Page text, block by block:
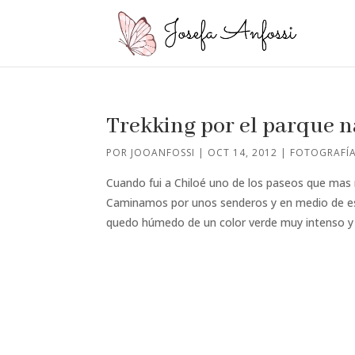
Trekking por el parque
POR JOOANFOSSI | OCT 14, 2012 |
Cuando fui a Chiloé uno de los paseos que
Caminamos por unos senderos y en medio
quedo húmedo de un color verde muy intenso